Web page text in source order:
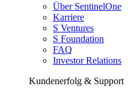
Über SentinelOne
Karriere
S Ventures
S Foundation
FAQ
Investor Relations
Kundenerfolg & Support